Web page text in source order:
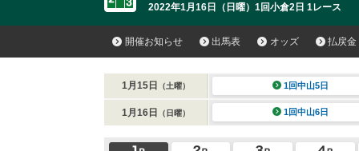
2022年1月16日（日曜）1回小倉2日 1レース
開催お知らせ 出馬表 オッズ 払戻金
1月15日 （土曜） 1回中山5日
1月16日 （日曜） 1回中山6日